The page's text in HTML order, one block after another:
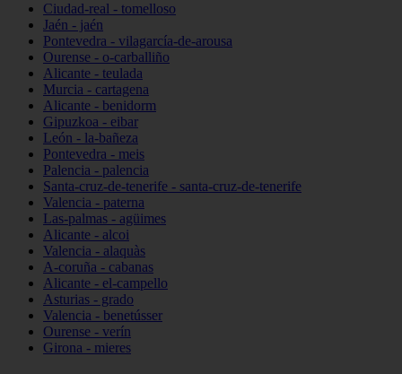
Ciudad-real - tomelloso
Jaén - jaén
Pontevedra - vilagarcía-de-arousa
Ourense - o-carballiño
Alicante - teulada
Murcia - cartagena
Alicante - benidorm
Gipuzkoa - eibar
León - la-bañeza
Pontevedra - meis
Palencia - palencia
Santa-cruz-de-tenerife - santa-cruz-de-tenerife
Valencia - paterna
Las-palmas - agüimes
Alicante - alcoi
Valencia - alaquàs
A-coruña - cabanas
Alicante - el-campello
Asturias - grado
Valencia - benetússer
Ourense - verín
Girona - mieres